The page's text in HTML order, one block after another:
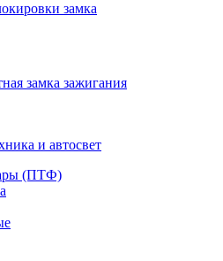
замка
замка зажигания
и автосвет
(ПТФ)